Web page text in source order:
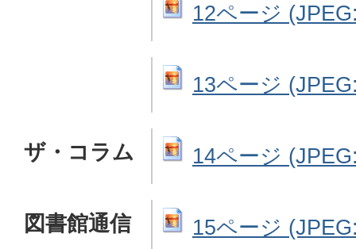
12ページ
13ページ
ザ・コラム 14ページ
図書館通信 15ページ